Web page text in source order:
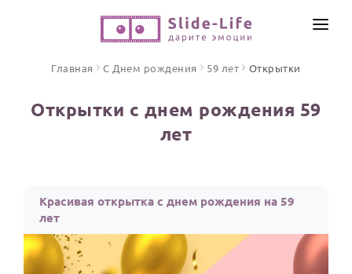
Открытки
Стихи и тексты
ИНСТРУМЕНТЫ
ОТЗЫВЫ
Главная С Днем рождения 59 лет Открытки
Открытки с днем рождения 59
лет
Красивая открытка с днем рождения на 59
лет